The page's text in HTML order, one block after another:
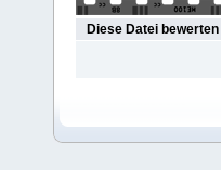
Diese Datei bewerten